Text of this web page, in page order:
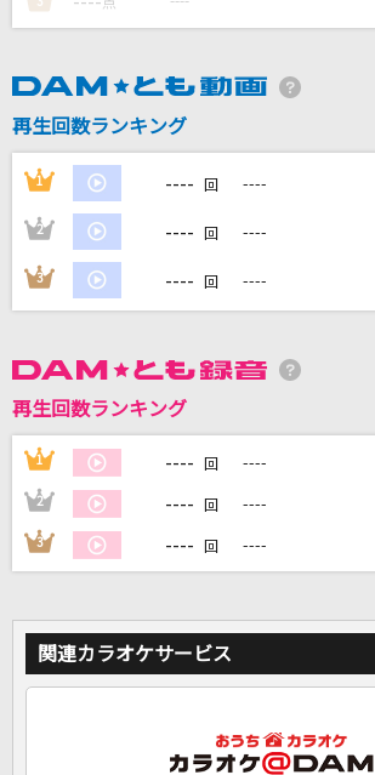
アゲハ蝶
[生音]バランス
This is LAST
DAMの新曲・ランキングなど
DAMに会員登録・ログインして
カラオケをもっと楽しもう！
点
再生回数ランキング
1 ---- 回 ----
2 ---- 回 ----
3 ---- 回 ----
再生回数ランキング
1 ---- 回 ----
2 ---- 回 ----
3 ---- 回 ----
関連カラオケサービス